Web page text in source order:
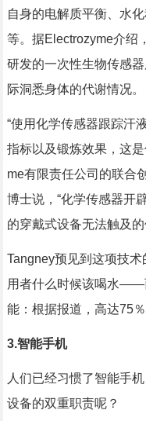
自身的电解质平衡、水
等。据Electrozyme介绍
研发的一次性生物传感
际洞悉身体的代谢情况。
“使用化学传感器跟踪汗
指标以及锻炼效果，这
me有限责任公司的联合
博士说，“化学传感器开
的穿戴式设备无法触及的
Tangney预见到这项技
用者什么时候该喝水——
能：根据报道，高达75
3.智能手机
人们已经习惯了智能手
设备的双重职责呢？